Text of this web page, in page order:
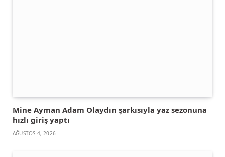
Mine Ayman Adam Olaydın şarkısıyla yaz sezonuna
hızlı giriş yaptı
AĞUSTOS 4, 2026